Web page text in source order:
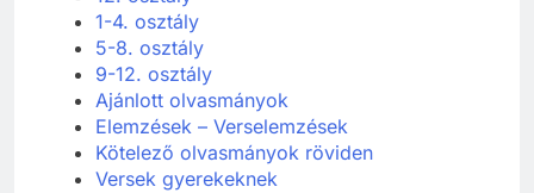
1-4. osztály
5-8. osztály
9-12. osztály
Ajánlott olvasmányok
Elemzések – Verselemzések
Kötelező olvasmányok röviden
Versek gyerekeknek